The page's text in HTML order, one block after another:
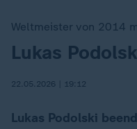
Weltmeister von 2014
:Lukas
22.05.2026 | 19:12
Lukas Podolski